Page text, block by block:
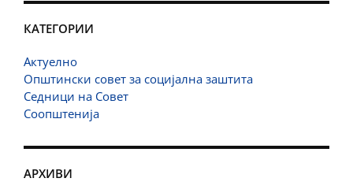
КАТЕГОРИИ
Актуелно
Општински совет за социјална заштита
Седници на Совет
Соопштенија
АРХИВИ